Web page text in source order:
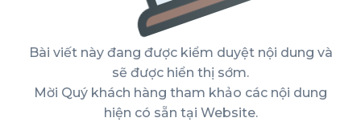
Bài viết này đang được kiểm duyệt nội dung và
sẽ được hiển thị sớm.
Mời Quý khách hàng tham khảo các nội dung
hiện có sẵn tại Website.